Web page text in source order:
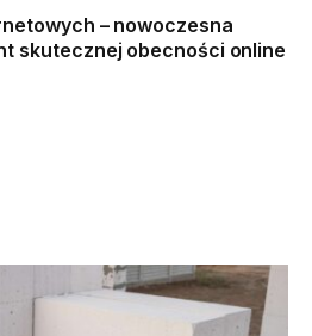
– nowoczesna
skutecznej obecności online